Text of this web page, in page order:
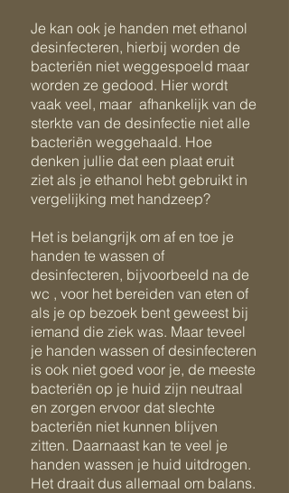
Je kan ook je handen met ethanol
desinfecteren, hierbij worden de
bacteriën niet weggespoeld maar
worden ze gedood. Hier wordt
vaak veel, maar afhankelijk van de
sterkte van de desinfectie niet alle
bacteriën weggehaald. Hoe
denken jullie dat een plaat eruit
ziet als je ethanol hebt gebruikt in
vergelijking met handzeep?
Het is belangrijk om af en toe je
handen te wassen of
desinfecteren, bijvoorbeeld na de
wc , voor het bereiden van eten of
als je op bezoek bent geweest bij
iemand die ziek was. Maar teveel
je handen wassen of desinfecteren
is ook niet goed voor je, de meeste
bacteriën op je huid zijn neutraal
en zorgen ervoor dat slechte
bacteriën niet kunnen blijven
zitten. Daarnaast kan te veel je
handen wassen je huid uitdrogen.
Het draait dus allemaal om balans.